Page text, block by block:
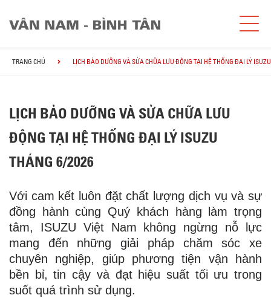
TRANG CHỦ LỊCH BẢO DƯỠNG VÀ SỬA CHỮA LƯU ĐỘNG TẠI HỆ THỐNG ĐẠI LÝ
LỊCH BẢO DƯỠNG VÀ SỬA CHỮA LƯU
ĐỘNG TẠI HỆ THỐNG ĐẠI LÝ ISUZU
THÁNG 6/2026
Với cam kết luôn đặt chất lượng dịch vụ và sự
đồng hành cùng Quý khách hàng làm trọng
tâm, ISUZU Việt Nam không ngừng nỗ lực
mang đến những giải pháp chăm sóc xe
chuyên nghiệp, giúp phương tiện vận hành
bền bỉ, tin cậy và đạt hiệu suất tối ưu trong
suốt quá trình sử dụng.